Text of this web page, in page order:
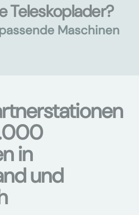
Teleskoplader?
Maschinen
in
und